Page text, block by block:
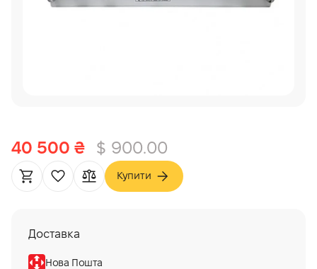
40 500 ₴ $ 900.00
Купити
Доставка
Нова Пошта